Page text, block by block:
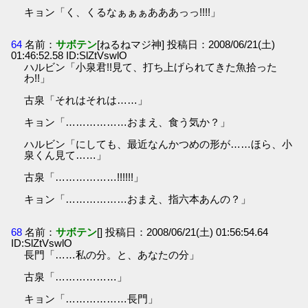
キョン「く、くるなぁぁぁあああっっ!!!!」
64 名前：サボテン[ねるねマジ神] 投稿日：2008/06/21(土)
01:46:52.58 ID:SlZtVswlO
ハルビン「小泉君!!見て、打ち上げられてきた魚拾った
わ!!」
古泉「それはそれは……」
キョン「………………おまえ、食う気か？」
ハルビン「にしても、最近なんかつめの形が……ほら、小
泉くん見て……」
古泉「………………!!!!!!」
キョン「………………おまえ、指六本あんの？」
68 名前：サボテン[] 投稿日：2008/06/21(土) 01:56:54.64
ID:SlZtVswlO
長門「……私の分。と、あなたの分」
古泉「………………」
キョン「………………長門」